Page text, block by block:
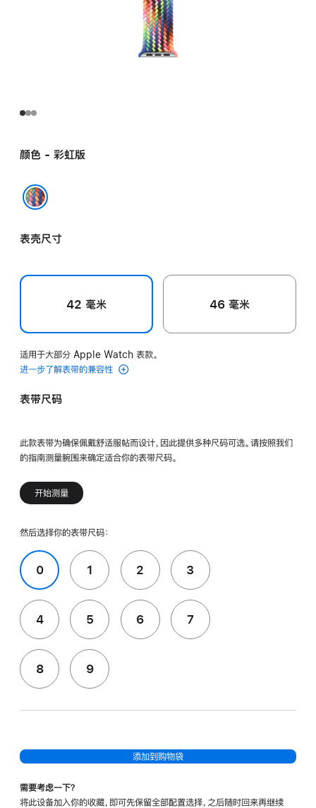
颜色 - 彩虹版
表壳尺寸
42 毫米 46 毫米
适用于大部分 Apple Watch 表款。
进一步了解表带的兼容性
表带尺码
此款表带为确保佩戴舒适服帖而设计，因此提供多种尺码可选。请按照我们
的指南测量腕围来确定适合你的表带尺码。
开始测量
然后选择你的表带尺码：
0 1 2 3
4 5 6 7
8 9
添加到购物袋
需要考虑一下？
将此设备加入你的收藏，即可先保留全部配置选择，之后随时回来再继续